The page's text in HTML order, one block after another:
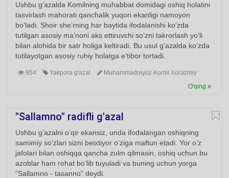
Ushbu g‘azalda Komilning muhabbat domidagi oshiq holatini
tasvirlash mahorati qanchalik yuqori ekanligi namoyon
bo‘ladi. Shoir she’rning har baytida ifodalanishi ko‘zda
tutilgan asosiy ma’noni aks ettiruvchi so‘zni takrorlash yo‘li
bilan alohida bir satr holiga keltiradi. Bu usul g‘azalda ko‘zda
tutilayotgan asosiy ruhiy holatga e’tibor tortadi.
954 Yakpora g'azal
Muhammadniyoz Komil Xorazmiy
O'qing
"Sallamno" radifli g'azal
Ushbu g’azalni o’qir ekansiz, unda ifodalangan oshiqning
samimiy so’zlari sizni beixtiyor o’ziga maftun etadi. Yor o’z
jafolari bilan oshiqqa qancha zulm qilmasin, oshiq uchun bu
azoblar ham rohat bo’lib tuyuladi va buning uchun yorga
“Sallamno - tasanno” deydi.